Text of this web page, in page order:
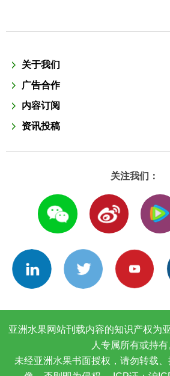
关于我们
广告合作
内容订阅
资讯投稿
关注我们：
亚洲水果网站刊载内容的知识产权为
人专属所有或持有
未经亚洲水果书面授权，请勿转载